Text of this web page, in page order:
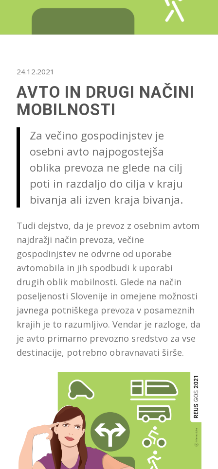
24.12.2021
AVTO IN DRUGI NAČINI
MOBILNOSTI
Za večino gospodinjstev je
osebni avto najpogostejša
oblika prevoza ne glede na cilj
poti in razdaljo do cilja v kraju
bivanja ali izven kraja bivanja.
Tudi dejstvo, da je prevoz z osebnim avtom
najdražji način prevoza, večine
gospodinjstev ne odvrne od uporabe
avtomobila in jih spodbudi k uporabi
drugih oblik mobilnosti. Glede na način
poseljenosti Slovenije in omejene možnosti
javnega potniškega prevoza v posameznih
krajih je to razumljivo. Vendar je razloge, da
je avto primarno prevozno sredstvo za vse
destinacije, potrebno obravnavati širše.